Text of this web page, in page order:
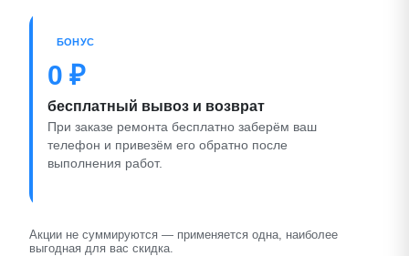
БОНУС
0 ₽
бесплатный вывоз и возврат
При заказе ремонта бесплатно заберём ваш
телефон и привезём его обратно после
выполнения работ.
Акции не суммируются — применяется одна, наиболее
выгодная для вас скидка.